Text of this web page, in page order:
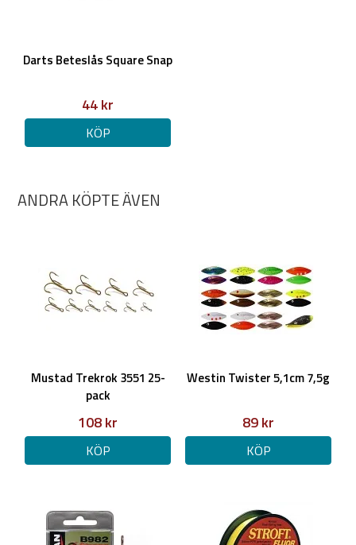
Darts Beteslås Square Snap
44 kr
KÖP
ANDRA KÖPTE ÄVEN
Mustad Trekrok 3551 25-
pack
108 kr
KÖP
Westin Twister 5,1cm 7,5g
89 kr
KÖP